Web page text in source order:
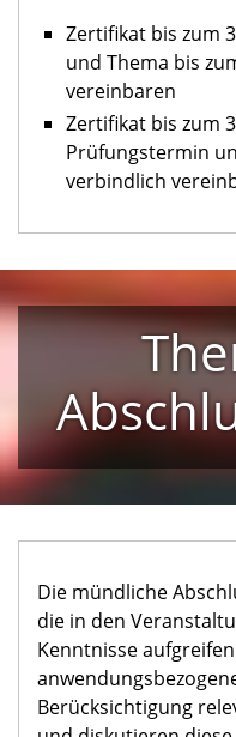
Zertifikat bis zum
und Thema bis
vereinbaren
Zertifikat bis zum
Prüfungstermin
verbindlich
Die mündliche
die in den
Kenntnisse
Berücksichtigung